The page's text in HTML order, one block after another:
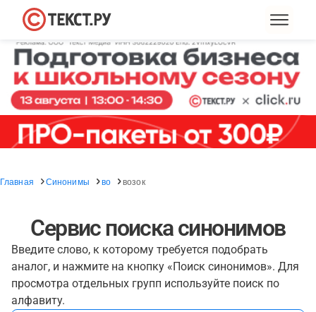
Главная Синонимы во возок
Сервис поиска синонимов
Введите слово, к которому требуется подобрать
аналог, и нажмите на кнопку «Поиск синонимов». Для
просмотра отдельных групп используйте поиск по
алфавиту.